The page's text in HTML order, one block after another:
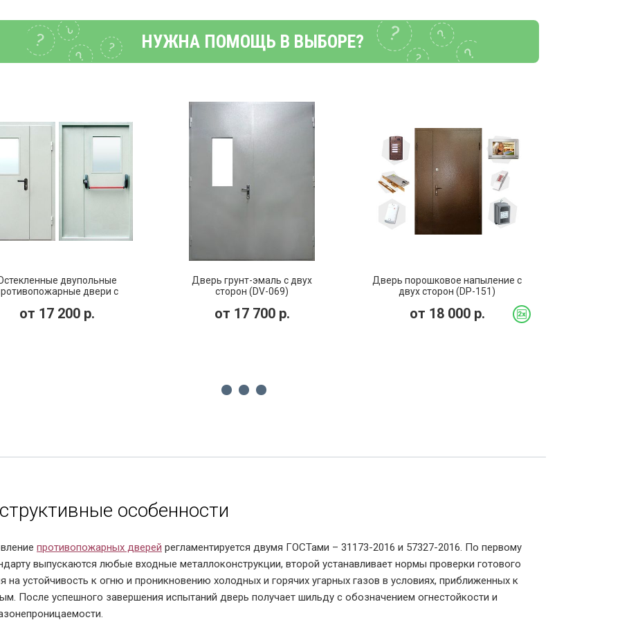
НУЖНА ПОМОЩЬ В ВЫБОРЕ?
двупольные
двери с
005)
от 17 200р.
Дверь грунт-эмаль с двух
сторон (DV-069)
от 17 700р.
Дверь порошковое напыление с
двух сторон (DP-151)
от 18 000р.
особенности
противопожарных дверей регламентируется двумя ГОСТами – 31173-2016 и 57327-2016. По первому
выпускаются любые входные металлоконструкции, второй устанавливает нормы проверки готового
на устойчивость к огню и проникновению холодных и горячих угарных газов в условиях, приближенных к
После успешного завершения испытаний дверь получает шильду с обозначением огнестойкости и